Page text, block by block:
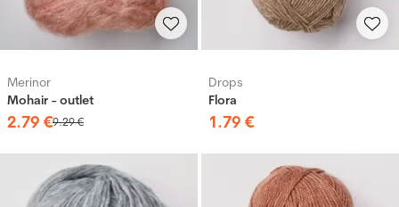
Merinor
Mohair - outlet
2.79 €9.29€
Drops
Flora
1.79 €